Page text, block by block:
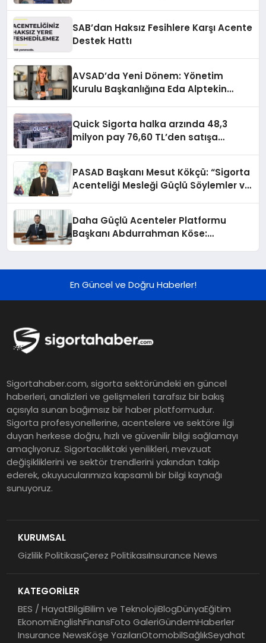
SAB’dan Haksız Fesihlere Karşı Acente
Destek Hattı
AVSAD’da Yeni Dönem: Yönetim
Kurulu Başkanlığına Eda Alptekin
Quick Sigorta halka arzında 48,3
milyon pay 76,60 TL’den satışa
PASAD Başkanı Mesut Kökçü: “Sigorta
Acenteliği Mesleği Güçlü Söylemler ve
Daha Güçlü Acenteler Platformu
Başkanı Abdurrahman Köse:
projelerle büyütmeliyiz”
En Güncel ve Doğru Haberler!
Sigortahaber.com, sigorta sektöründeki en güncel
haberleri, analizleri ve gelişmeleri tarafsız bir bakış
açısıyla sunan bağımsız bir haber platformudur.
Sigorta profesyonellerine, acentelere ve sektöre ilgi
duyan herkese doğru, hızlı ve güvenilir bilgi sağlamayı
amaçlıyoruz. Sigortacılıktaki yenilikleri, mevzuat
değişikliklerini ve sektör trendlerini yakından takip
ederek, okuyucularımıza kapsamlı bir bilgi kaynağı
sunuyoruz.
KURUMSAL
Gizlilik PolitikasıÇerez PolitikasıInsurance News
KATEGORİLER
BES / HayatBilgiBilim ve TeknolojiBlogDünyaEğitim
EkonomiEnglishFinansFoto GaleriGündemHaberler
Insurance NewsKöşe YazılarıOtomobilSağlıkSeyahat